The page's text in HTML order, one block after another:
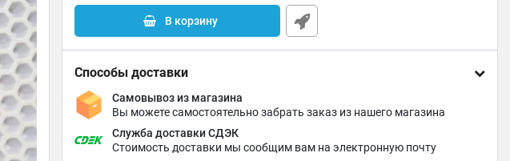
В корзину
Способы доставки
Самовывоз из магазина
Вы можете самостоятельно забрать заказ из нашего магазина
Служба доставки СДЭК
Стоимость доставки мы сообщим вам на электронную почту